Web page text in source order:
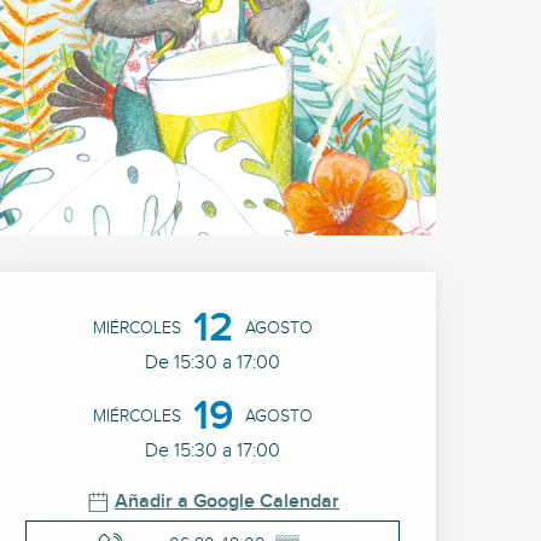
y datos de
MIÉRCOLES 12 AGOSTO
De 15:30 a 17:00
MIÉRCOLES 19 AGOSTO
De 15:30 a 17:00
Añadir a Google Calendar